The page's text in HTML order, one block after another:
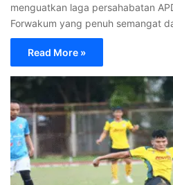
menguatkan laga persahabatan
Forwakum yang penuh semangat
Read More »